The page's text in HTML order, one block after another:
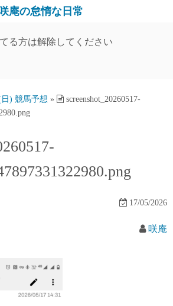
庵の怠惰な日常
る方は解除してください
) 競馬予想 »
screenshot_20260517-
17/05/2026
咲庵